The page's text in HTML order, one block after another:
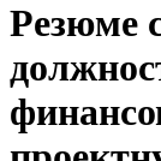
Резюме